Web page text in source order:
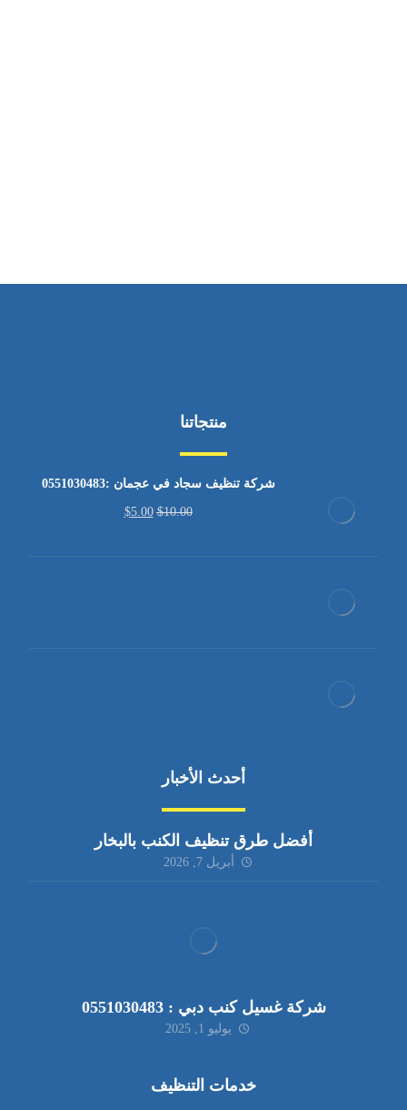
منتجاتنا
شركة تنظيف سجاد في عجمان :0551030483
$10.00
$5.00
أحدث الأخبار
أفضل طرق تنظيف الكنب بالبخار
أبريل 7, 2026
شركة غسيل كنب دبي : 0551030483
يوليو 1, 2025
خدمات التنظيف